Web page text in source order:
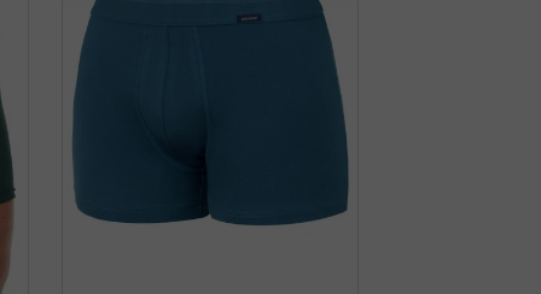
SIMPLE BÉŽOVÉ